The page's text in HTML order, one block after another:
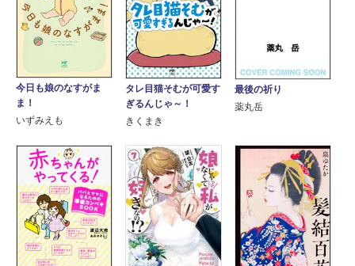
今日も娘のなすがま
ま！
いずみえも
タレ目猫そむが可愛す
ぎるんじゃ～！
きくまき
最後の祈り
薬丸岳